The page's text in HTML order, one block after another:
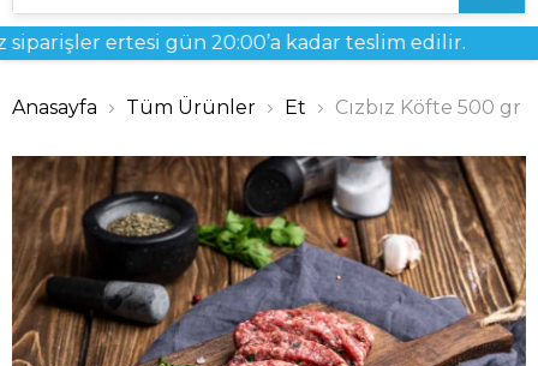
ertesi gün 20:00’a kadar teslim edilir.
Anasayfa Tüm Ürünler Et Cızbız Köfte 500 gr